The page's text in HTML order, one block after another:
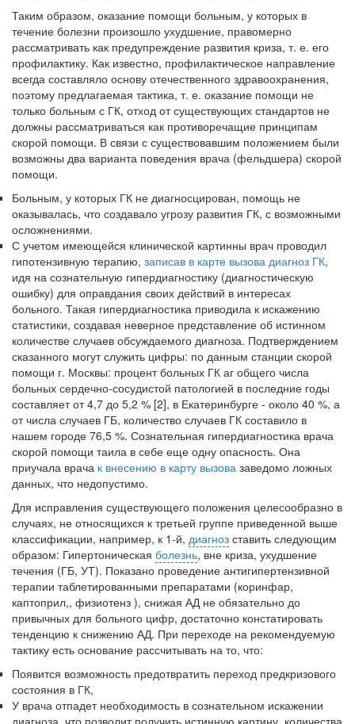
Таким образом, оказание помощи больным, у которых в
течение болезни произошло ухудшение, правомерно
рассматривать как предуп­реждение развития криза, т. е. его
профилактику. Как известно, профи­лактическое направление
всегда составляло основу отечественного здра­воохранения,
поэтому предлагаемая тактика, т. е. оказание помощи не
только больным с ГК, отход от существующих стандартов не
должны рассматриваться как противоречащие принципам
скорой помощи. В связи с существовавшим положением были
возможны два варианта поведения врача (фельдшера) скорой
помощи.
Больным, у которых ГК не диагносцирован, помощь не
оказыва­лась, что создавало угрозу развития ГК, с возможными
осложнениями.
С учетом имеющейся клинической картинны врач проводил
ги­потензивную терапию, записав в карте вызова диагноз ГК,
идя на сознательную гипердиагностику (диагностическую
ошибку) для оправ­дания своих действий в интересах
больного. Такая гипердиагностика приводила к искажению
статистики, создавая неверное представление об истинном
количестве случаев обсуждаемого диагноза. Подтверждением
сказанного могут служить цифры: по данным станции скорой
помощи г. Москвы: процент больных ГК аг общего числа
больных сер­дечно-сосудистой патологией в последние годы
составляет от 4,7 до 5,2 % [2], в Екатеринбурге - около 40 %, а
от числа случаев ГБ, количе­ство случаев ГК составило в
нашем городе 76,5 %. Сознательная ги­пердиагностика врача
скорой помощи таила в себе еще одну опасность. Она
приучала врача к внесению в карту вызова заведомо ложных
дан­ных, что недопустимо.
Для исправления существующего положения целесообразно в
слу­чаях, не относящихся к третьей группе приведенной выше
классифи­кации, например, к 1-й, диагноз ставить следующим
образом: Гиперто­ническая болезнь, вне криза, ухудшение
течения (ГБ, УТ). Показано проведение антигипертензивной
терапии таблетированными препара­тами (коринфар,
каптоприл,, физиотенз ), снижая АД не обязательно до
привычных для боль­ного цифр, достаточно констатировать
тенденцию к снижению АД. При переходе на рекомендуемую
тактику есть основание рассчитывать на то, что:
Появится возможность предотвратить переход предкризового
со­стояния в ГК,
У врача отпадет необходимость в сознательном искажении
диаг­ноза, что позволит получить истинную картину, количества